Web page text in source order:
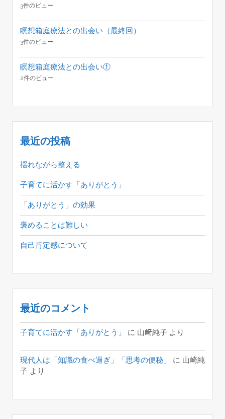
3件のビュー
瞑想箱庭療法との出会い（最終回）
3件のビュー
瞑想箱庭療法との出会い①
2件のビュー
最近の投稿
揺れながら整える
子育てに活かす「ありがとう」
「ありがとう」の効果
褒めることは難しい
自己肯定感について
最近のコメント
子育てに活かす「ありがとう」 に 山﨑純子より
現代人は「知識の食べ過ぎ」「思考の便秘」 に 山崎純
子より